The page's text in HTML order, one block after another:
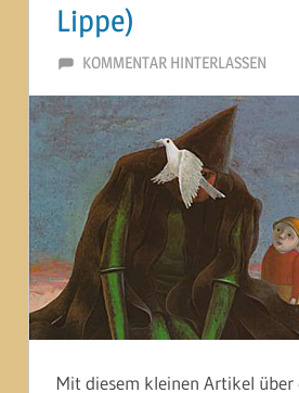
Lippe)
7. FEBRUAR 2014
MARTINA BERG
KOMMENTAR HINTERLASSEN
Mit diesem kleinen Artikel